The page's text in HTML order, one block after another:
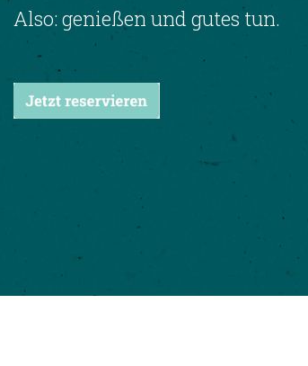
Also: genießen und gutes tun.